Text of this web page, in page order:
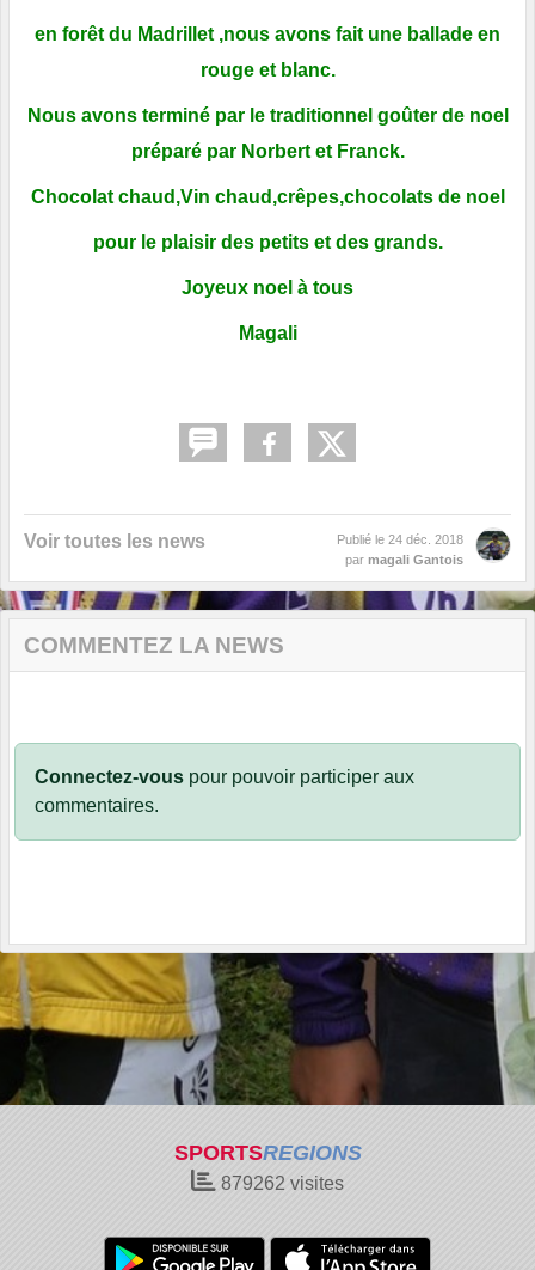
en forêt du Madrillet ,nous avons fait une ballade en
rouge et blanc.
Nous avons terminé par le traditionnel goûter de noel
préparé par Norbert et Franck.
Chocolat chaud,Vin chaud,crêpes,chocolats de noel
pour le plaisir des petits et des grands.
Joyeux noel à tous
Magali
Voir toutes les news Publié le 24 déc. 2018
par magali Gantois
COMMENTEZ LA NEWS
Connectez-vous pour pouvoir participer aux
commentaires.
SPORTSREGIONS
879262 visites